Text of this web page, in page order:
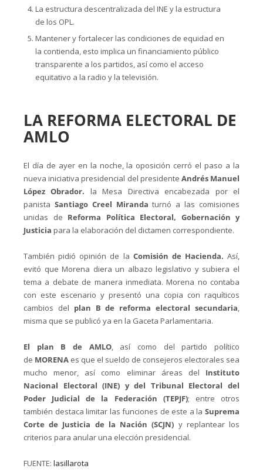
La estructura descentralizada del INE y la estructura
de los OPL.
Mantener y fortalecer las condiciones de equidad en
la contienda, esto implica un financiamiento público
transparente a los partidos, así como el acceso
equitativo a la radio y la televisión.
LA REFORMA ELECTORAL DE
AMLO
El día de ayer en la noche, la oposición cerró el paso a la
nueva iniciativa presidencial del presidente Andrés Manuel
López Obrador. la Mesa Directiva encabezada por el
panista Santiago Creel Mirandaturnó a las comisiones
unidas de Reforma Política Electoral, Gobernación y
Justicia para la elaboración del dictamen correspondiente.
También pidió opinión de la Comisión de Hacienda. Así,
evitó que Morena diera un albazo legislativo y subiera el
tema a debate de manera inmediata. Morena no contaba
con este escenario y presentó una copia con raquíticos
cambios del plan B de reforma electoral secundaria,
misma que se publicó ya en la Gaceta Parlamentaria.
El plan B de AMLO, así como del partido político
de MORENA es que el sueldo de consejeros electorales sea
mucho menor, así como eliminar áreas del Instituto
Nacional Electoral (INE) y del Tribunal Electoral del
Poder Judicial de la Federación (TEPJF); entre otros
también destaca limitar las funciones de este a la Suprema
Corte de Justicia de la Nación (SCJN) y replantear los
criterios para anular una elección presidencial.
FUENTE: lasillarota